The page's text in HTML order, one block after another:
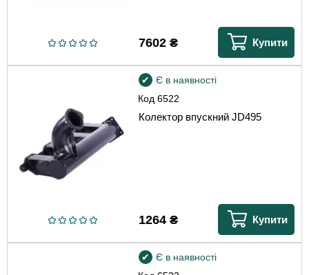
7602₴ Купити
Код6522
Є в наявності
Колектор впускний JD495
1264₴ Купити
Є в наявності